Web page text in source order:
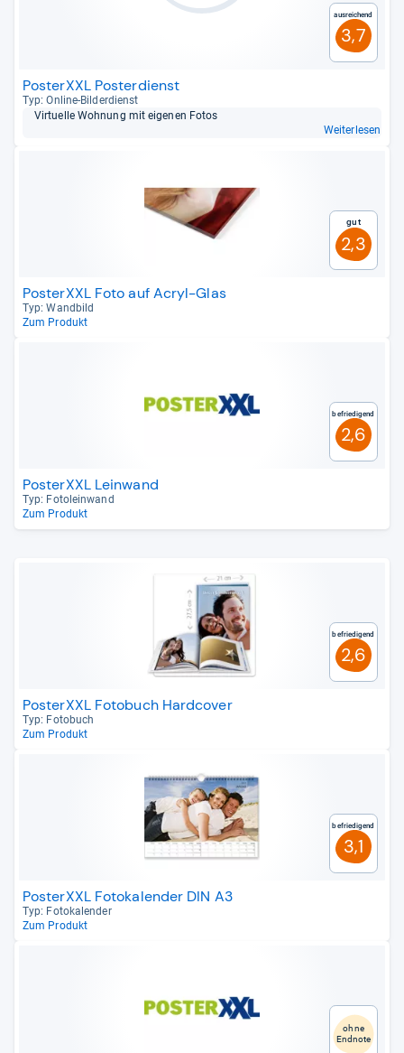
Ausreichend
3,7
PosterXXL Posterdienst
Typ: Online-​Bil­der­dienst
Vir­tu­elle Woh­nung mit eige­nen Fotos
Weiterlesen
Gut
2,3
PosterXXL Foto auf Acryl-Glas
Typ: Wand­bild
Zum Produkt
Befriedigend
2,6
PosterXXL Leinwand
Typ: Foto­le­in­wand
Zum Produkt
Befriedigend
2,6
PosterXXL Fotobuch Hardcover
Typ: Foto­buch
Zum Produkt
Befriedigend
3,1
PosterXXL Fotokalender DIN A3
Typ: Foto­ka­len­der
Zum Produkt
ohne
Endnote